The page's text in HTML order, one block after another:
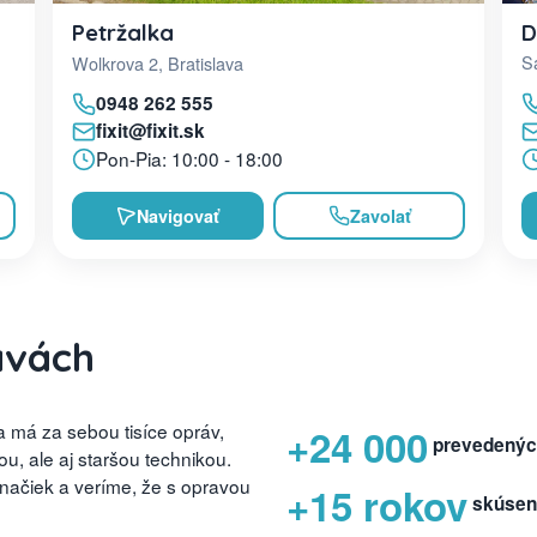
Petržalka
Wolkrova 2, Bratislava
0948 262 555
fixit@fixit.sk
Pon-Pia: 10:00 - 18:00
Navigovať Zavolať
za sebou tisíce opráv,
ale aj staršou technikou.
a veríme, že s opravou
+24 000
+15 rokov